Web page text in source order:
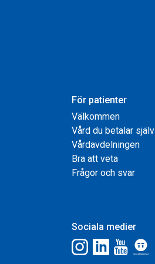
För patienter
Välkommen
Vård du betalar själv
Vårdavdelningen
Bra att veta
Frågor och svar
Sociala medier